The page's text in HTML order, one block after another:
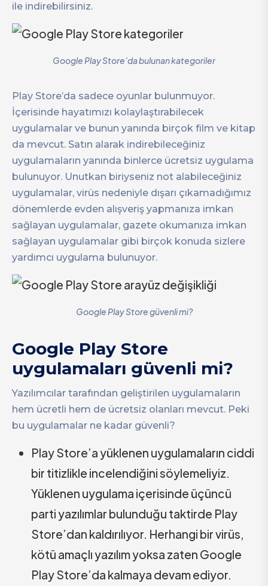
ile indirebilirsiniz.
Google Play Store’da bulunan kategoriler
Play Store’da sadece oyunlar bulunmuyor.
İçerisinde hayatımızı kolaylaştırabilecek
uygulamalar ve bunun yanında birçok film ve kitap
da mevcut. Satın alarak indirebileceğiniz
uygulamaların yanında binlerce ücretsiz uygulama
bulunuyor. Unutkan biriyseniz not alabileceğiniz
uygulamalar, virüs nedeniyle dışarı çıkamadığımız
dönemlerde evden alışveriş yapmanıza imkan
sağlayan uygulamalar, gazete okumanıza imkan
sağlayan uygulamalar gibi birçok konuda sizlere
yardımcı uygulama bulunuyor.
Google Play Store güvenli mi?
Google Play Store
uygulamaları güvenli mi?
Yazılımcılar tarafından geliştirilen uygulamaların
hem ücretli hem de ücretsiz olanları mevcut. Peki
bu uygulamalar ne kadar güvenli?
Play Store’a yüklenen uygulamaların ciddi
bir titizlikle incelendiğini söylemeliyiz.
Yüklenen uygulama içerisinde üçüncü
parti yazılımlar bulunduğu taktirde Play
Store’dan kaldırılıyor. Herhangi bir virüs,
kötü amaçlı yazılım yoksa zaten Google
Play Store’da kalmaya devam ediyor.